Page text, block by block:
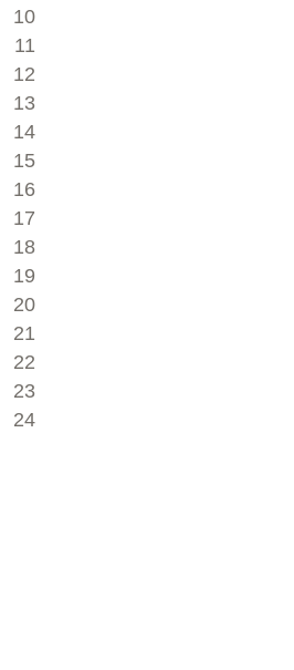
10
11
12
13
14
15
16
17
18
19
20
21
22
23
24